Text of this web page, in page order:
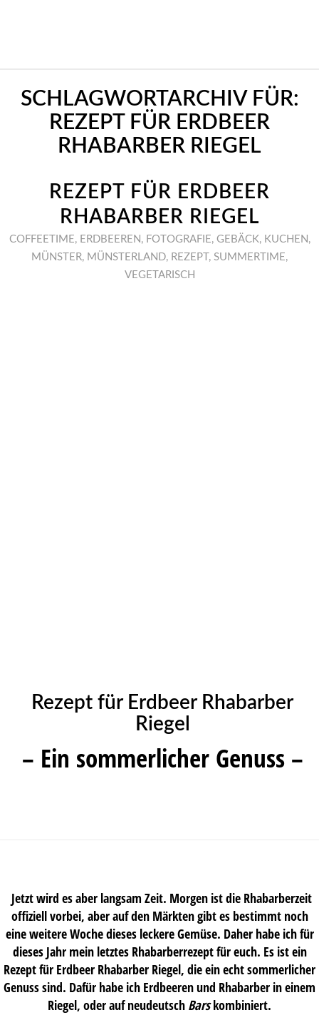
SCHLAGWORTARCHIV FÜR:
REZEPT FÜR ERDBEER
RHABARBER RIEGEL
REZEPT FÜR ERDBEER
RHABARBER RIEGEL
COFFEETIME, ERDBEEREN , FOTOGRAFIE, GEBÄCK, KUCHEN ,
MÜNSTER, MÜNSTERLAND, REZEPT , SUMMERTIME,
VEGETARISCH
Rezept für Erdbeer Rhabarber
Riegel
– Ein sommerlicher Genuss –
Jetzt wird es aber langsam Zeit. Morgen ist die Rhabarberzeit
offiziell vorbei, aber auf den Märkten gibt es bestimmt noch
eine weitere Woche dieses leckere Gemüse. Daher habe ich für
dieses Jahr mein letztes Rhabarberrezept für euch. Es ist ein
Rezept für Erdbeer Rhabarber Riegel, die ein echt sommerlicher
Genuss sind. Dafür habe ich Erdbeeren und Rhabarber in einem
Riegel, oder auf neudeutsch Barskombiniert.